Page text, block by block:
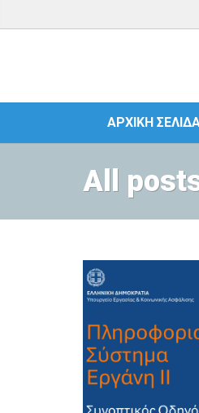
ΑΡΧΙΚΉ
All